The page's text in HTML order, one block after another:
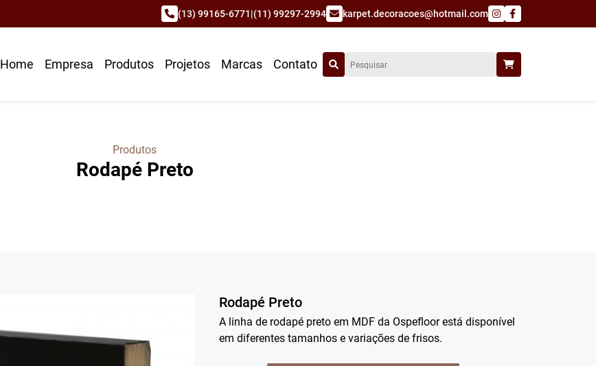
(13) 99165-6771|(11) 99297-2994 karpet.decoracoes@hotmail.com
Home Empresa Produtos Projetos Marcas Contato
Produtos
Rodapé Preto
Rodapé Preto
A linha de rodapé preto em MDF da Ospefloor está disponível
em diferentes tamanhos e variações de frisos.